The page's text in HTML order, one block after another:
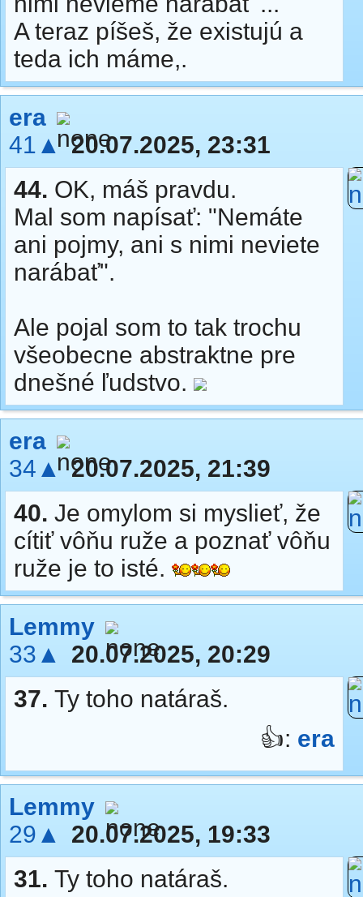
A teraz píšeš, že existujú a
teda ich máme,.
era
41▲ 20.07.2025, 23:31
44. OK, máš pravdu.
Mal som napísať: "Nemáte
ani pojmy, ani s nimi neviete
narábať".
Ale pojal som to tak trochu
všeobecne abstraktne pre
dnešné ľudstvo.
era
34▲ 20.07.2025, 21:39
40. Je omylom si myslieť, že
cítiť vôňu ruže a poznať vôňu
ruže je to isté.
Lemmy
33▲
20.07.2025, 20:29
37. Ty toho natáraš.
👍: era
Lemmy
29▲
20.07.2025, 19:33
31. Ty toho natáraš.